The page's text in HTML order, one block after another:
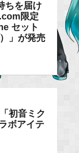
ちを届け
限定
セット
」が発売
初音ミク
ボアイテ